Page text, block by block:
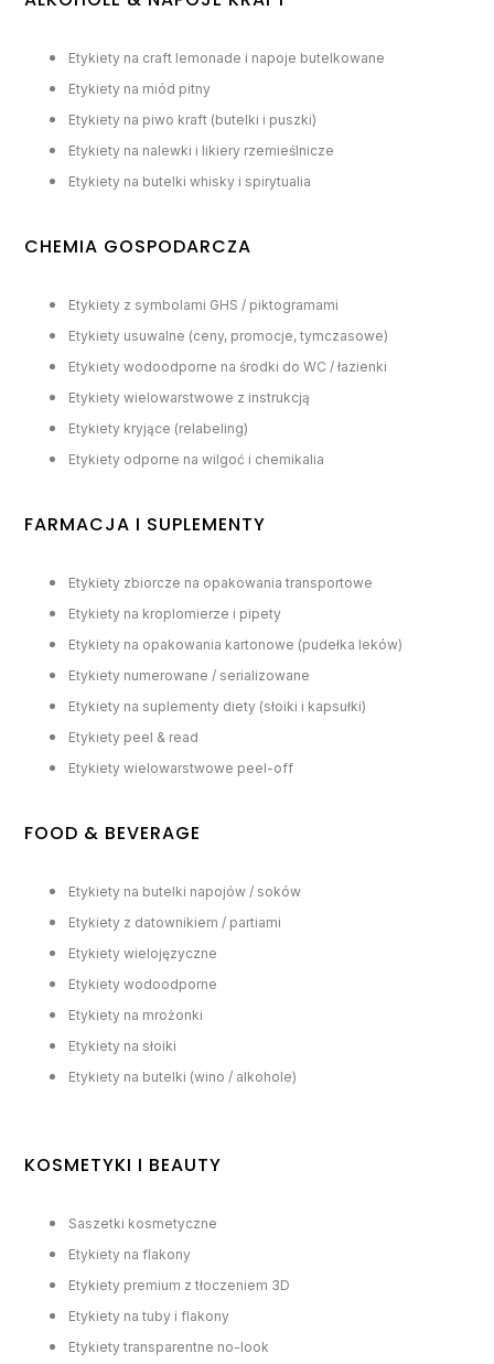
Etykiety na craft lemonade i napoje butelkowane
Etykiety na miód pitny
Etykiety na piwo kraft (butelki i puszki)
Etykiety na nalewki i likiery rzemieślnicze
Etykiety na butelki whisky i spirytualia
CHEMIA GOSPODARCZA
Etykiety z symbolami GHS / piktogramami
Etykiety usuwalne (ceny, promocje, tymczasowe)
Etykiety wodoodporne na środki do WC / łazienki
Etykiety wielowarstwowe z instrukcją
Etykiety kryjące (relabeling)
Etykiety odporne na wilgoć i chemikalia
FARMACJA I SUPLEMENTY
Etykiety zbiorcze na opakowania transportowe
Etykiety na kroplomierze i pipety
Etykiety na opakowania kartonowe (pudełka leków)
Etykiety numerowane / serializowane
Etykiety na suplementy diety (słoiki i kapsułki)
Etykiety peel & read
Etykiety wielowarstwowe peel-off
FOOD & BEVERAGE
Etykiety na butelki napojów / soków
Etykiety z datownikiem / partiami
Etykiety wielojęzyczne
Etykiety wodoodporne
Etykiety na mrożonki
Etykiety na słoiki
Etykiety na butelki (wino / alkohole)
KOSMETYKI I BEAUTY
Saszetki kosmetyczne
Etykiety na flakony
Etykiety premium z tłoczeniem 3D
Etykiety na tuby i flakony
Etykiety transparentne no-look